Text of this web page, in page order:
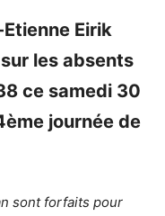
Etienne Eirik
les absents
ce samedi 30
journée de
sont forfaits pour